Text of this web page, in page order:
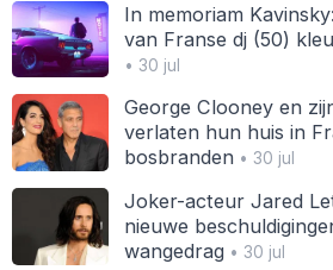
In memoriam
van Franse dj (50)
• 30 jul
George Clooney en
verlaten hun huis in
bosbranden• 30 jul
Joker-acteur Jared
nieuwe
wangedrag• 30 jul